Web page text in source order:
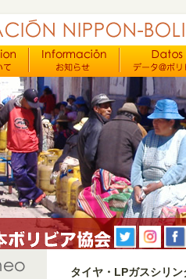
タイヤ・LPガスシリ